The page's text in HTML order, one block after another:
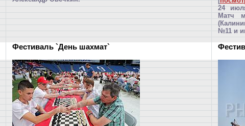
24
Матч
№11 и
Фестиваль `День шахмат`